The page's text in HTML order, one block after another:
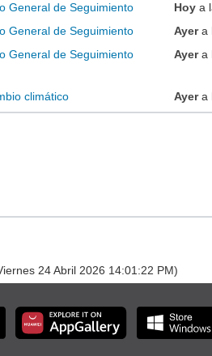
General de Seguimiento Hoy a
General de Seguimiento Ayera
General de Seguimiento Ayera
climático Ayera
24 Abril 2026 14:01:22 PM)